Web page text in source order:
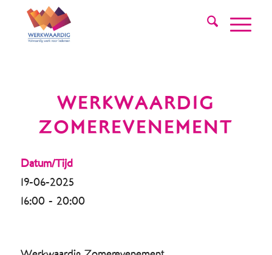
WERKWAARDIG
ZOMEREVENEMENT
Datum/Tijd
19-06-2025
16:00 - 20:00